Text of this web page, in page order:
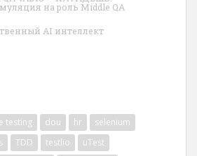
на роль Middle QA
AI интеллект
testing dou hr
selenium
TDD testlio
uTest